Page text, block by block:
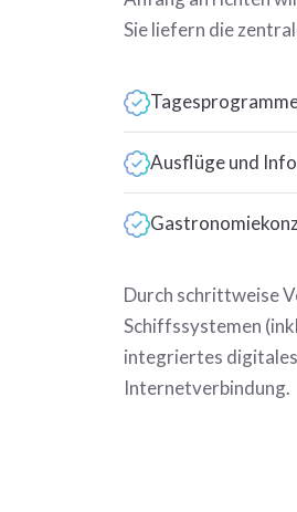
Sie liefern die
Ausflüge und
Durch schrittweise
Schiffssystemen
integriertes
Internetverbindung.